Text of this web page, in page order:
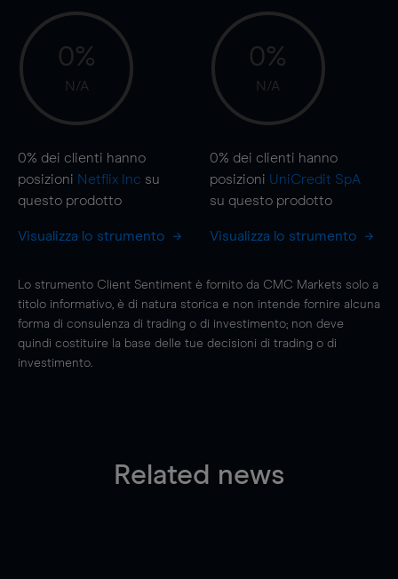
0%
N/A
0% dei clienti hanno
posizioni Netflix Inc su
questo prodotto
Visualizza lo strumento
0%
N/A
0% dei clienti hanno
posizioni UniCredit SpA
su questo prodotto
Visualizza lo strumento
Lo strumento Client Sentiment è fornito da CMC Markets solo a
titolo informativo, è di natura storica e non intende fornire alcuna
forma di consulenza di trading o di investimento; non deve
quindi costituire la base delle tue decisioni di trading o di
investimento.
Related news